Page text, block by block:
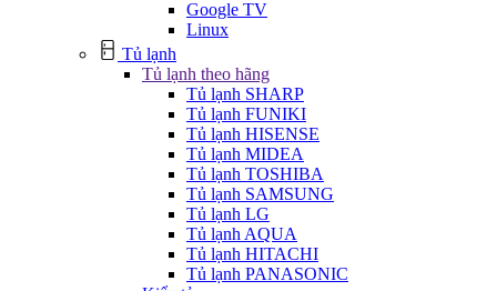
Google TV
Linux
Tủ lạnh
Tủ lạnh theo hãng
Tủ lạnh SHARP
Tủ lạnh FUNIKI
Tủ lạnh HISENSE
Tủ lạnh MIDEA
Tủ lạnh TOSHIBA
Tủ lạnh SAMSUNG
Tủ lạnh LG
Tủ lạnh AQUA
Tủ lạnh HITACHI
Tủ lạnh PANASONIC